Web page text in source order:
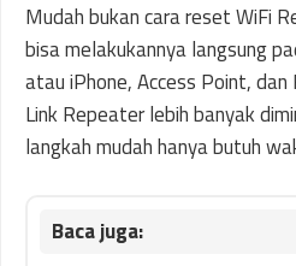
Mudah bukan cara reset WiFi
bisa melakukannya langsung
atau iPhone, Access Point,
Link Repeater lebih banyak
langkah mudah hanya butuh